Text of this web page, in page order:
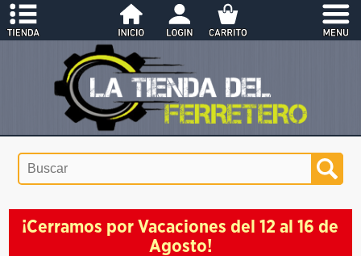
¡Cerramos por Vacaciones del 12 al 16 de
Agosto!